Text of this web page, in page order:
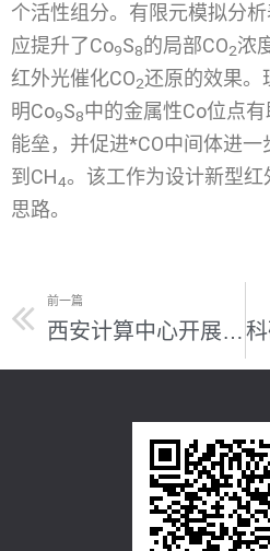
个活性组分。有限元模拟分析
应提升了Co9S8的局部CO2浓
红外光催化CO2还原的效果。
明Co9S8中的金属性Co位点有
能垒，并促进*CO中间体进
到CH4。该工作为设计新型
思路。
前一篇
西安计算中心开展岁末年初安全检查工作